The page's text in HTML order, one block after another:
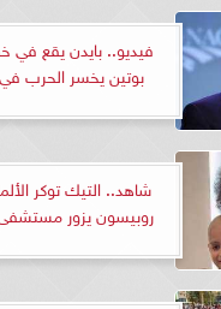
فيديو.. بايدن يقع في
بوتين يخسر الحرب
شاهد.. التيك توكر
روبيسون يزور مستشفى